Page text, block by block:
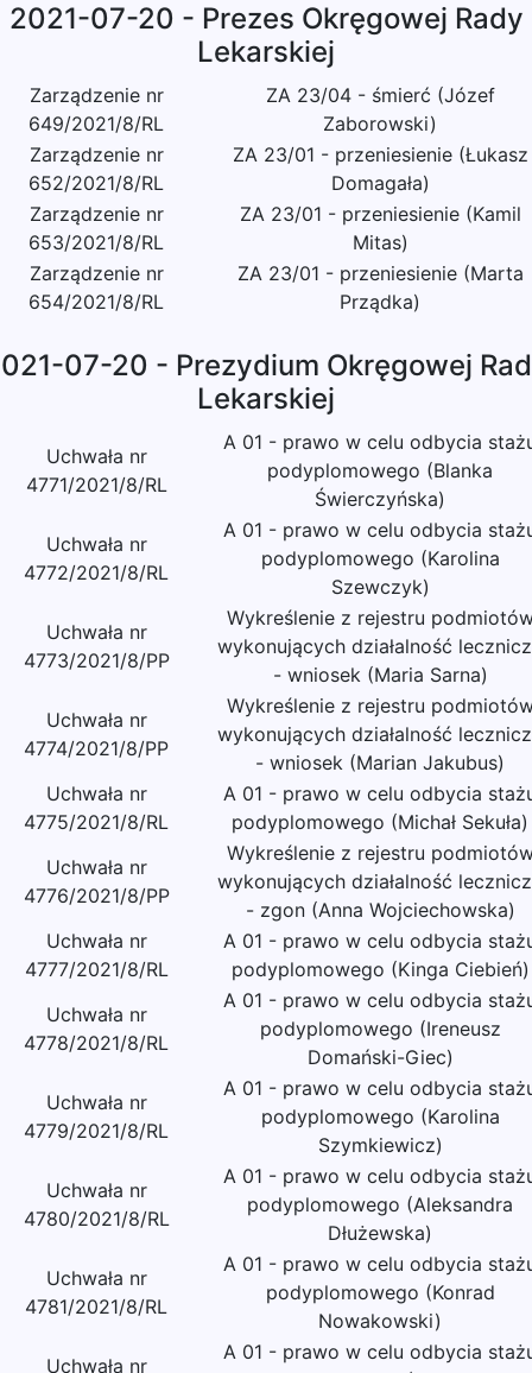
2021-07-20 - Prezes Okręgowej Rady
Lekarskiej
Zarządzenie nr
649/2021/8/RL
ZA 23/04 - śmierć (Józef
Zaborowski)
Zarządzenie nr
652/2021/8/RL
ZA 23/01 - przeniesienie (Łukasz
Domagała)
Zarządzenie nr
653/2021/8/RL
ZA 23/01 - przeniesienie (Kamil
Mitas)
Zarządzenie nr
654/2021/8/RL
ZA 23/01 - przeniesienie (Marta
Prządka)
07-20 - Prezydium Okręgowej
Lekarskiej
Uchwała nr
4771/2021/8/RL
A 01 - prawo w celu odbycia
podyplomowego (Blanka
Świerczyńska)
Uchwała nr
4772/2021/8/RL
A 01 - prawo w celu odbycia
podyplomowego (Karolina
Szewczyk)
Uchwała nr
4773/2021/8/PP
Wykreślenie z rejestru
wykonujących działalność
- wniosek (Maria Sarna)
Uchwała nr
4774/2021/8/PP
Wykreślenie z rejestru
wykonujących działalność
- wniosek (Marian Jakubus)
Uchwała nr
4775/2021/8/RL
A 01 - prawo w celu odbycia
podyplomowego (Michał Sekuła)
Uchwała nr
4776/2021/8/PP
Wykreślenie z rejestru
wykonujących działalność
- zgon (Anna Wojciechowska)
Uchwała nr
4777/2021/8/RL
A 01 - prawo w celu odbycia
podyplomowego (Kinga Ciebień)
Uchwała nr
4778/2021/8/RL
A 01 - prawo w celu odbycia
podyplomowego (Ireneusz
Domański-Giec)
Uchwała nr
4779/2021/8/RL
A 01 - prawo w celu odbycia
podyplomowego (Karolina
Szymkiewicz)
Uchwała nr
4780/2021/8/RL
A 01 - prawo w celu odbycia
podyplomowego (Aleksandra
Dłużewska)
Uchwała nr
4781/2021/8/RL
A 01 - prawo w celu odbycia
podyplomowego (Konrad
Nowakowski)
Uchwała nr
A 01 - prawo w celu odbycia